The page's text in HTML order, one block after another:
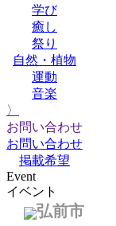
学び
癒し
祭り
自然・植物
運動
音楽
〉
お問い合わせ
お問い合わせ
掲載希望
Event
イベント
弘前市